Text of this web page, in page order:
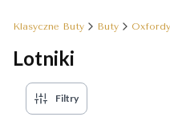
Klasyczne Buty Buty Oxfordy
Lotniki
Filtry